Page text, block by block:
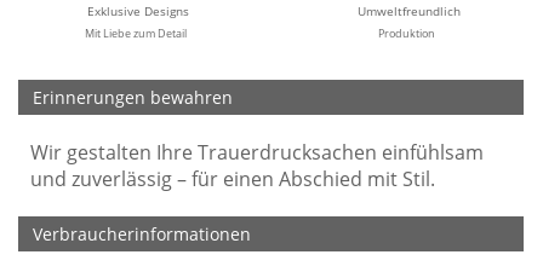
Exklusive Designs
Mit Liebe zum Detail
Umweltfreundlich
Produktion
Erinnerungen bewahren
Wir gestalten Ihre Trauerdrucksachen einfühlsam
und zuverlässig – für einen Abschied mit Stil.
Verbraucherinformationen